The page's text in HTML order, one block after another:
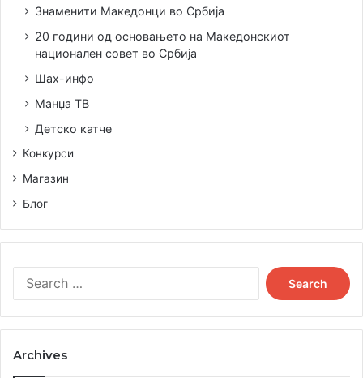
Знаменити Македонци во Србија
20 години од основањето на Македонскиот
национален совет во Србија
Шах-инфо
Манџа ТВ
Детско катче
Конкурси
Магазин
Блог
Search
for:
Archives